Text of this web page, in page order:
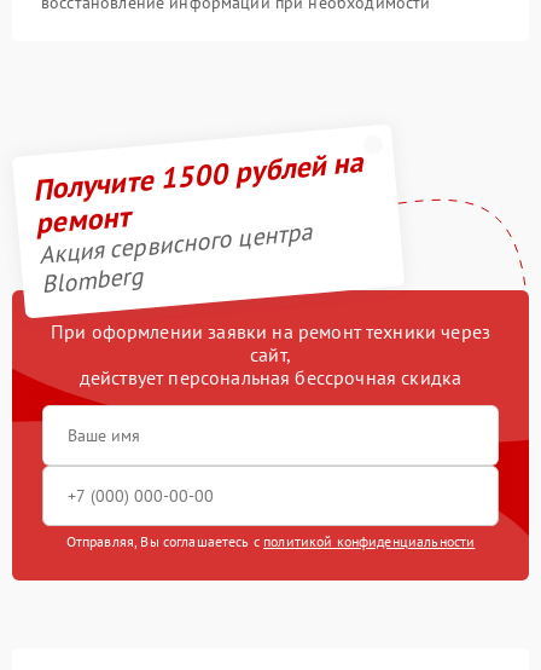
Получите 1500 рублей на
ремонт
Акция сервисного центра
Blomberg
При оформлении заявки на ремонт техники через
сайт,
действует персональная бессрочная скидка
Отправляя, Вы соглашаетесь с политикой конфиденциальности